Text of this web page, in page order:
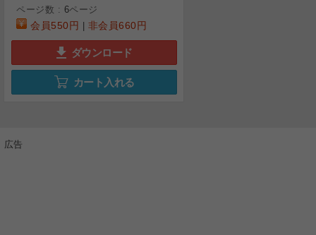
ページ数 : 6ページ
会員550円 非会員660円
ダウンロード
カート入れる
広告